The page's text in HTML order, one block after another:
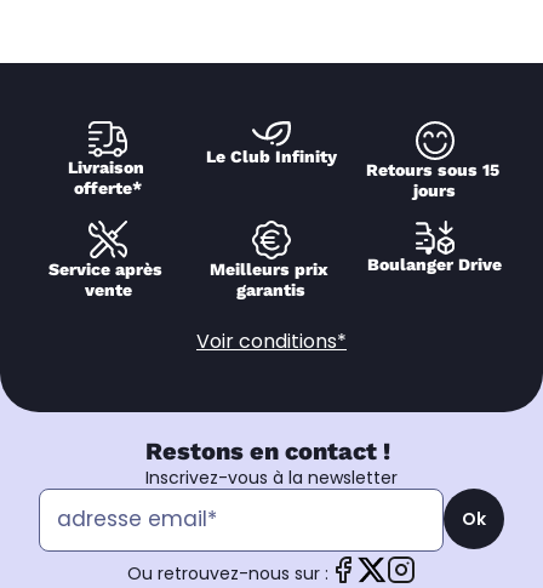
Livraison
offerte*
Le Club Infinity
Retours sous 15
jours
Service après
vente
Meilleurs prix
garantis
Boulanger Drive
Voir conditions*
Restons en contact !
Inscrivez-vous à la newsletter
Ok
Ou retrouvez-nous sur :